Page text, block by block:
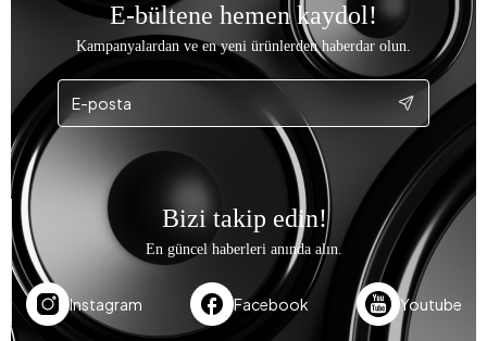
E-bültene hemen kaydol!
Kampanyalardan ve en yeni ürünlerden haberdar olun.
Bizi takip edin!
En güncel haberleri anında alın.
Instagram Facebook Youtube